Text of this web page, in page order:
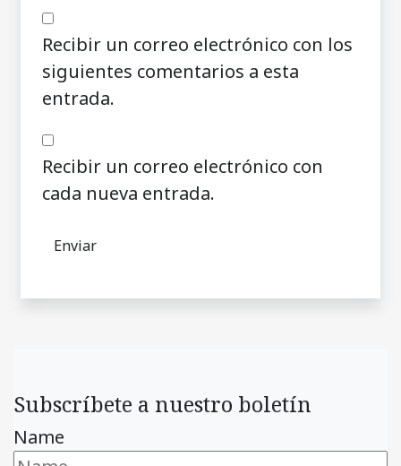
Recibir un correo electrónico con los
siguientes comentarios a esta
entrada.
Recibir un correo electrónico con
cada nueva entrada.
Subscríbete a nuestro boletín
Name